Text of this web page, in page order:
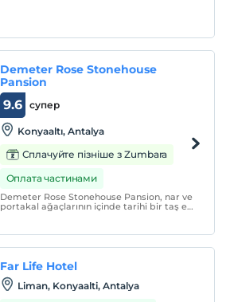
Demeter Rose Stonehouse
Pansion
супер
9.6
Konyaaltı, Antalya
Сплачуйте пізніше з Zumbara
Оплата частинами
Demeter Rose Stonehouse Pansion, nar ve
portakal ağaçlarının içinde tarihi bir taş ev
Far Life Hotel
Liman, Konyaalti, Antalya